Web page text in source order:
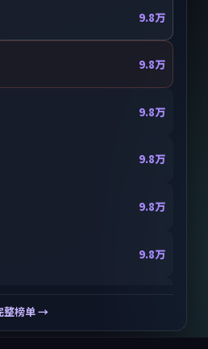
9.8万
9.8万
9.8万
9.8万
9.8万
9.8万
整榜单 →